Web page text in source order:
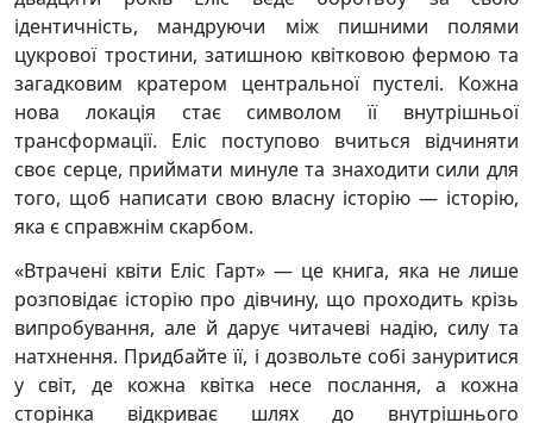
ідентичність, мандруючи між пишними полями
цукрової тростини, затишною квітковою фермою та
загадковим кратером центральної пустелі. Кожна
нова локація стає символом її внутрішньої
трансформації. Еліс поступово вчиться відчиняти
своє серце, приймати минуле та знаходити сили для
того, щоб написати свою власну історію — історію,
яка є справжнім скарбом.
«Втрачені квіти Еліс Гарт» — це книга, яка не лише
розповідає історію про дівчину, що проходить крізь
випробування, але й дарує читачеві надію, силу та
натхнення. Придбайте її, і дозвольте собі зануритися
у світ, де кожна квітка несе послання, а кожна
сторінка відкриває шлях до внутрішнього